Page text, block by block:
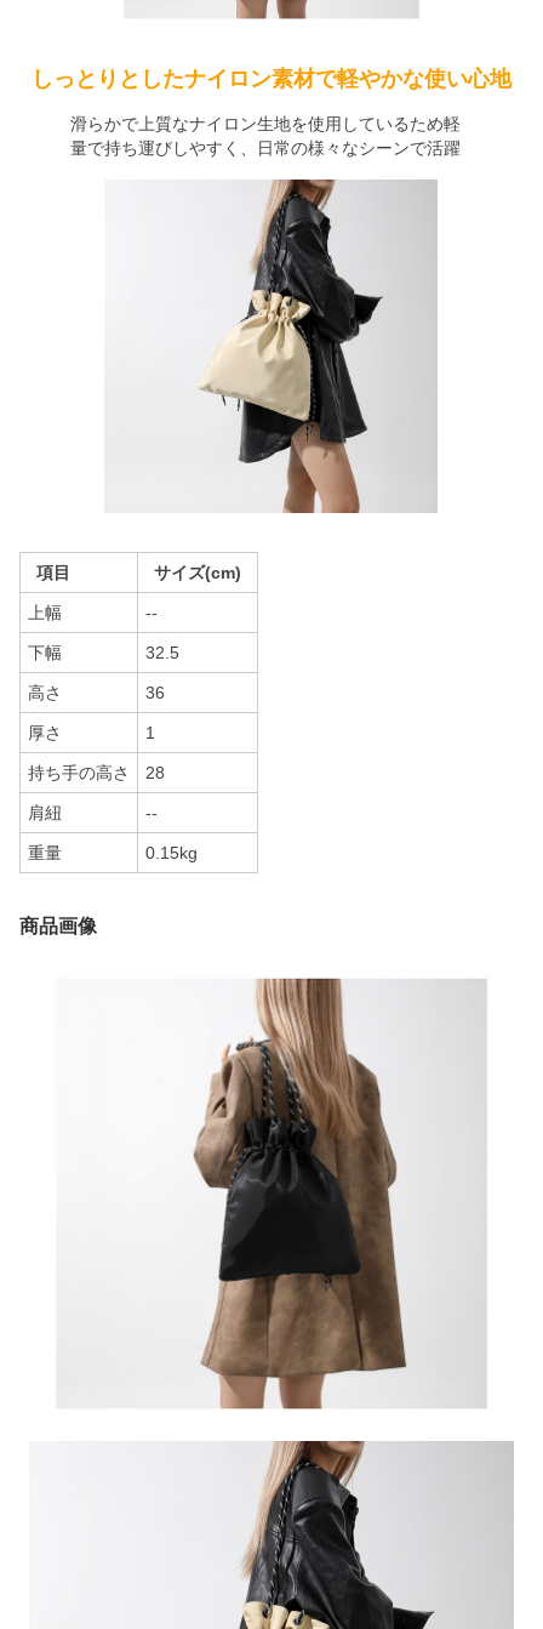
しっとりとしたナイロン素材で軽やかな使い心地
滑らかで上質なナイロン生地を使用しているため軽
量で持ち運びしやすく、日常の様々なシーンで活躍
項目 サイズ(cm)
上幅 --
下幅 32.5
高さ 36
厚さ 1
持ち手の高さ 28
肩紐 --
重量 0.15kg
商品画像